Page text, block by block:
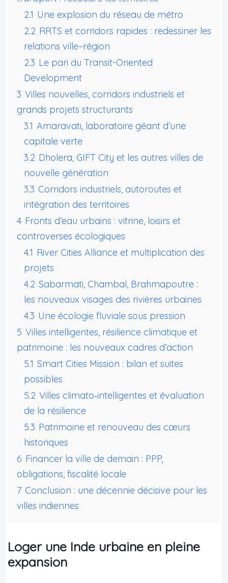
2.1 Une explosion du réseau de métro
2.2 RRTS et corridors rapides : redessiner les
relations ville–région
2.3 Le pari du Transit-Oriented
Development
3 Villes nouvelles, corridors industriels et
grands projets structurants
3.1 Amaravati, laboratoire géant d’une
capitale verte
3.2 Dholera, GIFT City et les autres villes de
nouvelle génération
3.3 Corridors industriels, autoroutes et
intégration des territoires
4 Fronts d’eau urbains : vitrine, loisirs et
controverses écologiques
4.1 River Cities Alliance et multiplication des
projets
4.2 Sabarmati, Chambal, Brahmapoutre :
les nouveaux visages des rivières urbaines
4.3 Une écologie fluviale sous pression
5 Villes intelligentes, résilience climatique et
patrimoine : les nouveaux cadres d’action
5.1 Smart Cities Mission : bilan et suites
possibles
5.2 Villes climato‑intelligentes et évaluation
de la résilience
5.3 Patrimoine et renouveau des cœurs
historiques
6 Financer la ville de demain : PPP,
obligations, fiscalité locale
7 Conclusion : une décennie décisive pour les
villes indiennes
Loger une Inde urbaine en pleine
expansion